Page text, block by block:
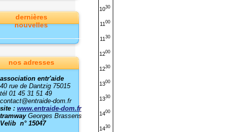
1030
11 00
11 30
1200
1230
1300
1330
1400
1430
dernières
nouvelles
nos adresses
association entr'aide
40 rue de Dantzig 75015
tél 01 45 31 51 49
contact@entraide-dom.fr
site : www.entraide-dom.fr
tramway Georges Brassens
Velib n° 15047